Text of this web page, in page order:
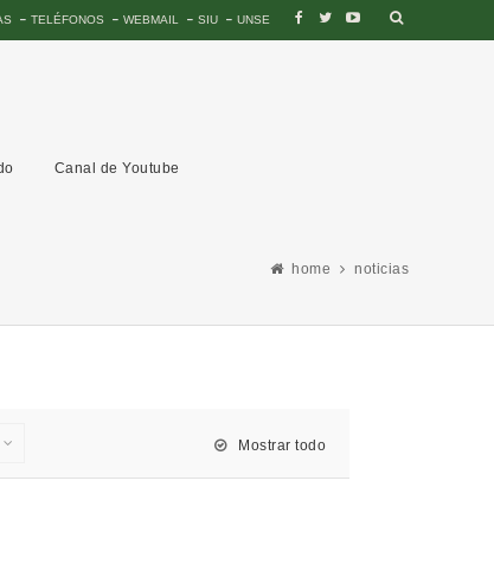
TELÉFONOS WEBMAIL SIU UNSE
Canal de Youtube
home noticias
Mostrar todo